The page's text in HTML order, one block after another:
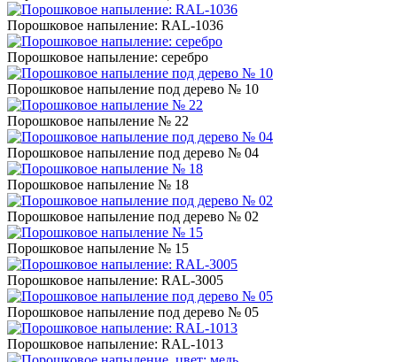
Порошковое напыление: RAL-1036
Порошковое напыление: серебро
Порошковое напыление под дерево № 10
Порошковое напыление № 22
Порошковое напыление под дерево № 04
Порошковое напыление № 18
Порошковое напыление под дерево № 02
Порошковое напыление № 15
Порошковое напыление: RAL-3005
Порошковое напыление под дерево № 05
Порошковое напыление: RAL-1013